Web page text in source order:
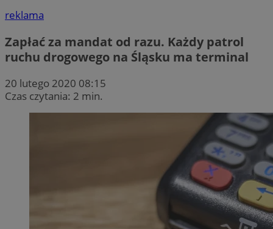
reklama
Zapłać za mandat od razu. Każdy patrol
ruchu drogowego na Śląsku ma terminal
20 lutego 2020 08:15
Czas czytania: 2 min.